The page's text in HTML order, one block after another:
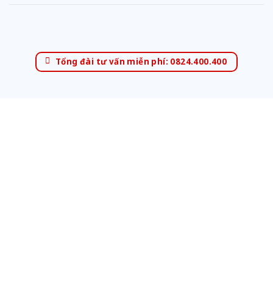
Tổng đài tư vấn miễn phí: 0824.400.400